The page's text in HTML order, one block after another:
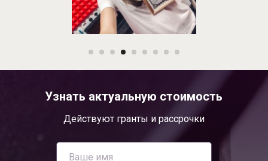
Узнать актуальную стоимость
Действуют гранты и рассрочки